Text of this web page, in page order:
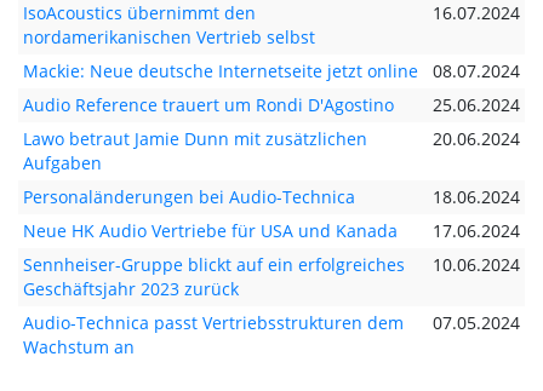
IsoAcoustics übernimmt den
nordamerikanischen Vertrieb selbst
16.07.2024
Mackie: Neue deutsche Internetseite jetzt online
08.07.2024
Audio Reference trauert um Rondi D'Agostino
25.06.2024
Lawo betraut Jamie Dunn mit zusätzlichen
Aufgaben
20.06.2024
Personaländerungen bei Audio-Technica
18.06.2024
Neue HK Audio Vertriebe für USA und Kanada
17.06.2024
Sennheiser-Gruppe blickt auf ein erfolgreiches
Geschäftsjahr 2023 zurück
10.06.2024
Audio-Technica passt Vertriebsstrukturen dem
Wachstum an
07.05.2024